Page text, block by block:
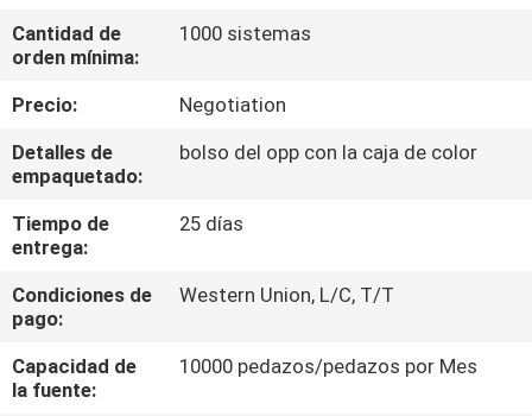
DE
CALIDAD
ÉNTRENOS
EN
CONTACTO
CON
Cantidad de
orden mínima:
1000 sistemas
Precio:
Negotiation
Detalles de
empaquetado:
bolso del opp con la caja de color
Tiempo de
entrega:
25 días
Condiciones de
pago:
Western Union, L/C, T/T
Capacidad de
la fuente:
10000 pedazos/pedazos por Mes